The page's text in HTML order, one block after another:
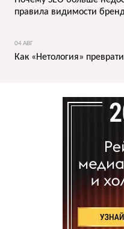
правила видимости
04 АВГ
Как «Нетология»